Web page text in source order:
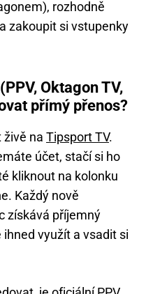
rozhodně
zakoupit si vstupenky
Oktagon TV,
přímý přenos?
živě na Tipsport TV.
účet, stačí si ho
kliknout na kolonku
Každý nově
získává příjemný
využít a vsadit si